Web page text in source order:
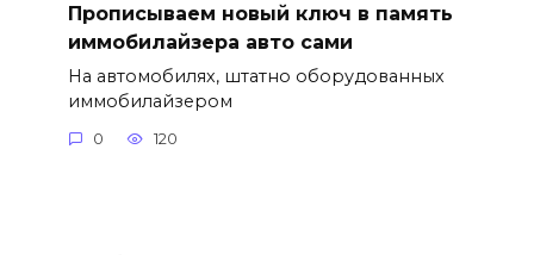
Прописываем новый ключ в память
иммобилайзера авто сами
На автомобилях, штатно оборудованных
иммобилайзером
0 120